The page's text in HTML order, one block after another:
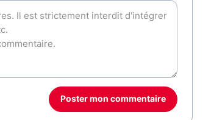
Poster mon commentaire